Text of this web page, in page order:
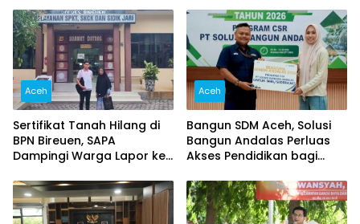
Kolaborasi
Berjalan Profesional dan
Transparan
Aceh
Sertifikat Tanah Hilang di
BPN Bireuen, SAPA
Dampingi Warga Lapor ke
Aceh
Bangun SDM Aceh, Solusi
Bangun Andalas Perluas
Akses Pendidikan bagi